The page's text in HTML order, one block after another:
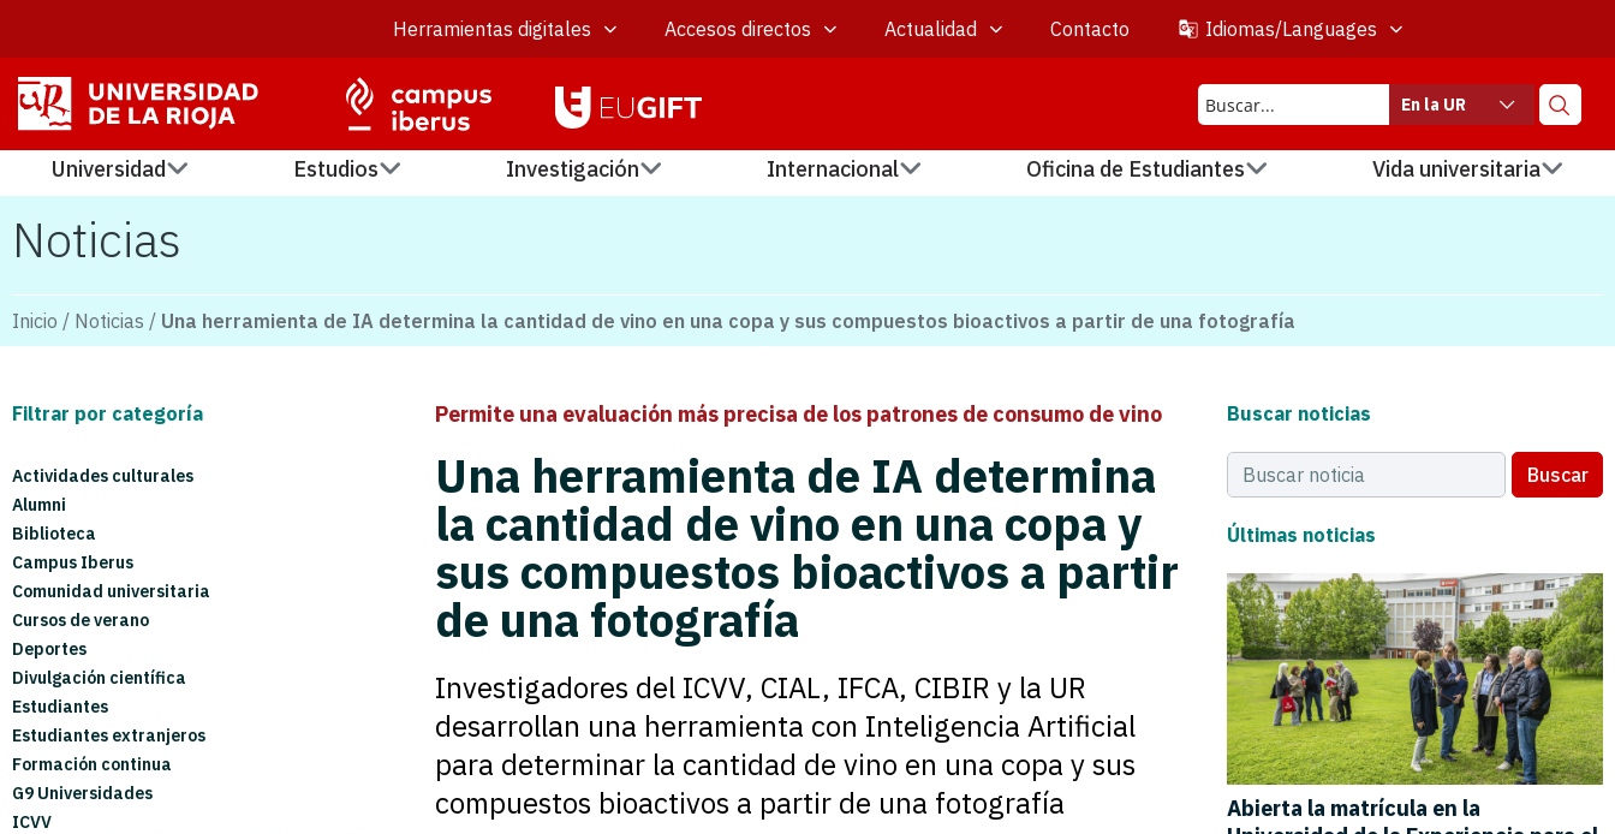
Herramientas digitales Accesos directos Actualidad Contacto Idiomas/Languages
En la UR
Universidad Estudios Investigación Internacional Oficina de Estudiantes Vida universitaria
Noticias
Inicio / Noticias / Una herramienta de IA determina la cantidad de vino en una copa y sus compuestos bioactivos a partir de una fotografía
Filtrar por categoría
Actividades culturales
Alumni
Biblioteca
Campus Iberus
Comunidad universitaria
Cursos de verano
Deportes
Divulgación científica
Estudiantes
Estudiantes extranjeros
Formación continua
G9 Universidades
ICVV
Permite una evaluación más precisa de los patrones de consumo de vino
Una herramienta de IA determina
la cantidad de vino en una copa y
sus compuestos bioactivos a partir
de una fotografía
Investigadores del ICVV, CIAL, IFCA, CIBIR y la UR
desarrollan una herramienta con Inteligencia Artificial
para determinar la cantidad de vino en una copa y sus
compuestos bioactivos a partir de una fotografía
Buscar noticias
Buscar
Últimas noticias